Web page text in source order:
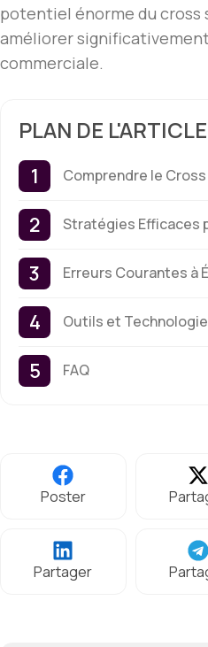
potentiel énorme du cross
améliorer
commerciale.
PLAN DE L'ARTICLE
Comprendre le
Stratégies Efficaces
Erreurs Courantes à
Outils et
FAQ
Poster
Partager